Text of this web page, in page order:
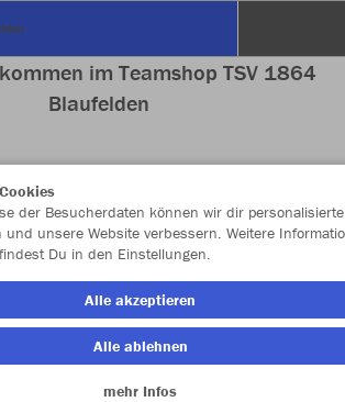
im Teamshop TSV 1864
Blaufelden
Farbe
der Besucherdaten können wir dir personalisierte
und unsere Website verbessern. Weitere
Du in den Einstellungen.
Alle akzeptieren
Alle ablehnen
mehr Infos